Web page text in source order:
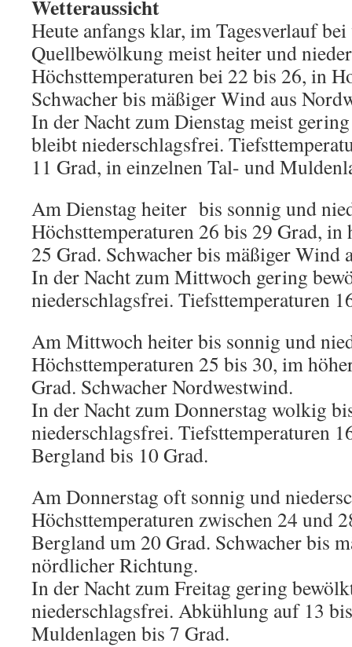
Wetteraussicht
Heute anfangs klar, im Tagesverlauf
Quellbewölkung meist heiter und
Höchsttemperaturen bei 22 bis 26, in
Schwacher bis mäßiger Wind aus
In der Nacht zum Dienstag meist
bleibt niederschlagsfrei.
11 Grad, in einzelnen Tal- und
Am Dienstag heiter bis sonnig und
Höchsttemperaturen 26 bis 29 Grad, in
25 Grad. Schwacher bis mäßiger Wind
In der Nacht zum Mittwoch gering
niederschlagsfrei. Tiefsttemperaturen
Am Mittwoch heiter bis sonnig und
Höchsttemperaturen 25 bis 30, im
Grad. Schwacher Nordwestwind.
In der Nacht zum Donnerstag wolkig
niederschlagsfrei. Tiefsttemperaturen
Bergland bis 10 Grad.
Am Donnerstag oft sonnig und
Höchsttemperaturen zwischen 24 und
Bergland um 20 Grad. Schwacher bis
nördlicher Richtung.
In der Nacht zum Freitag gering
niederschlagsfrei. Abkühlung auf 13
Muldenlagen bis 7 Grad.